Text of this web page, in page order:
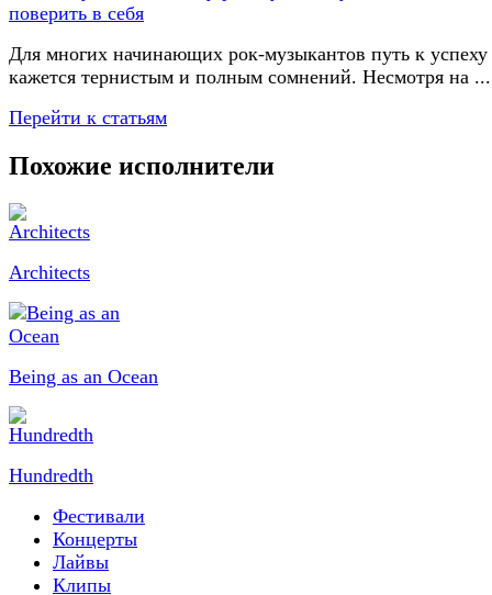
Для многих начинающих рок-музыкантов путь к успеху
кажется тернистым и полным сомнений. Несмотря на ...
Перейти к статьям
Похожие исполнители
Architects
Being as an Ocean
Hundredth
Фестивали
Концерты
Лайвы
Клипы